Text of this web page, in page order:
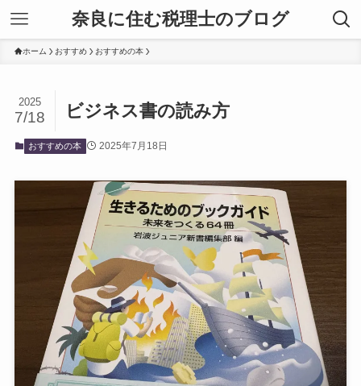
奈良に住む税理士のブログ
ホーム おすすめ おすすめの本
ビジネス書の読み方
2025
7/18
おすすめの本 2025年7月18日